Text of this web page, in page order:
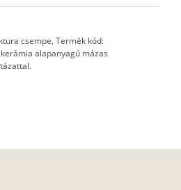
csempe, Termék kód:
alapanyagú mázas